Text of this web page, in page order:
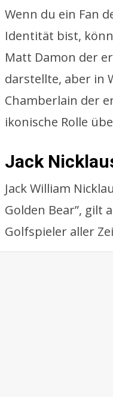
Wenn du ein Fan
Identität bist,
Matt Damon der
darstellte, aber in
Chamberlain der
ikonische Rolle
Jack
Jack William
Golden Bear”, gilt
Golfspieler aller